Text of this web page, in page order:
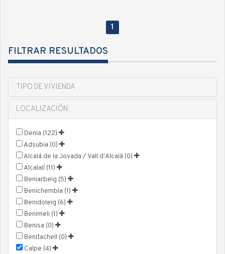
1
FILTRAR RESULTADOS
TIPO DE VIVIENDA
LOCALIZACIÓN
Denia (122)
Adsubia (0)
Alcalá de la Jovada / Vall d'Alcalà (0)
Alcalalí (11)
Beniarbeig (5)
Benichembla (1)
Benidoleig (6)
Benimeli (1)
Benisa (0)
Benitachell (0)
Calpe (4)